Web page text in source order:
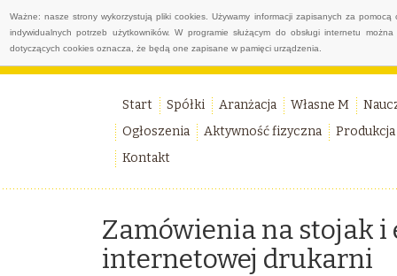
Ważne: nasze strony wykorzystują pliki cookies. Używamy informacji zapisanych za
indywidualnych potrzeb użytkowników. W programie służącym do obsługi internetu
dotyczących cookies oznacza, że będą one zapisane w pamięci urządzenia.
Start Spółki Aranżacja Własne M
Ogłoszenia
Aktywność fizyczna
Produkcja
Kontakt
Zamówienia na stojak
internetowej drukarni